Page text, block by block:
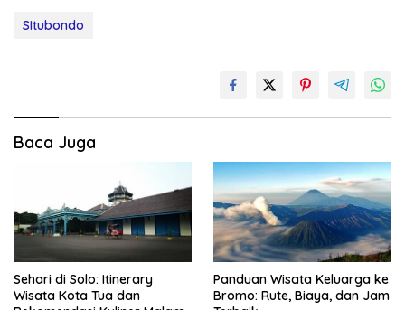
SItubondo
Baca Juga
Sehari di Solo: Itinerary
Wisata Kota Tua dan
Panduan Wisata Keluarga ke
Bromo: Rute, Biaya, dan Jam